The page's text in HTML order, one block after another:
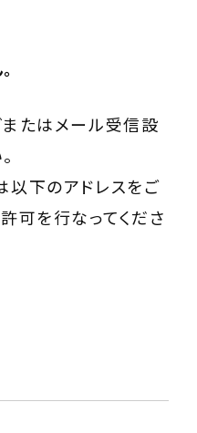
たはメール受信設
以下のアドレスをご
可を行なってくださ